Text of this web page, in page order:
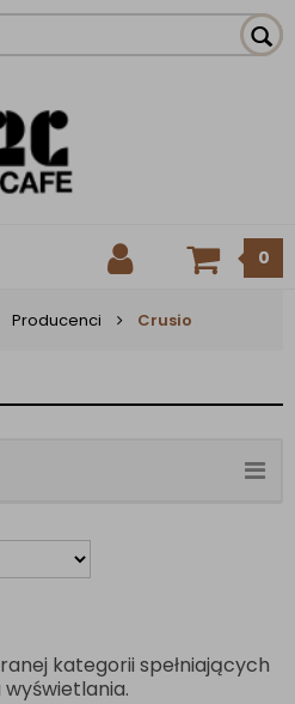
0
Producenci Crusio
kategorii spełniających